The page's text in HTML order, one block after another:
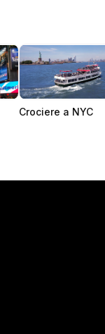
Crociere a NYC